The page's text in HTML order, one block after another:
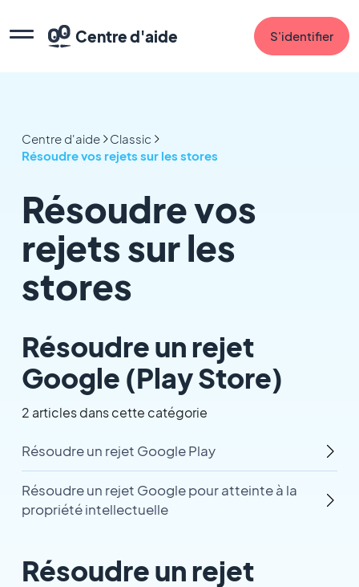
Centre d'aide S'identifier
Centre d'aide
Classic
Résoudre vos rejets sur les stores
Résoudre vos
rejets sur les
stores
Résoudre un rejet
Google (Play Store)
2 articles dans cette catégorie
Résoudre un rejet Google Play
Résoudre un rejet Google pour atteinte à la
propriété intellectuelle
Résoudre un rejet